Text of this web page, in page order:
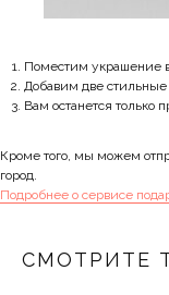
Поместим украшение
Добавим две
Вам останется только
Кроме того, мы можем
город.
Подробнее о сервисе
СМОТРИТЕ